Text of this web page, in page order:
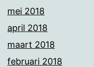
mei 2018
april 2018
maart 2018
februari 2018